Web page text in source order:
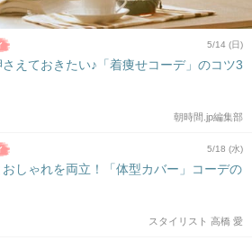
5/14 (日)
さえておきたい♪「着痩せコーデ」のコツ3
朝時間.jp編集部
5/18 (水)
しゃれを両立！「体型カバー」コーデの
スタイリスト 高橋 愛